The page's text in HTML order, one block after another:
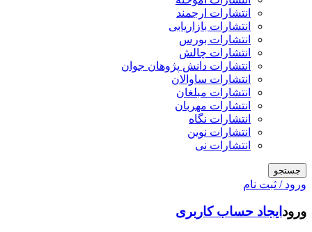
انتشارات ارجمند
انتشارات بازاریابی
انتشارات بورس
انتشارات چالش
انتشارات دانش پژوهان جوان
انتشارات ساوالان
انتشارات مبلغان
انتشارات مهربان
انتشارات نگاه
انتشارات نوین
انتشارات نی
جستجو
ورود / ثبت نام
ورود ایجاد حساب کاربری